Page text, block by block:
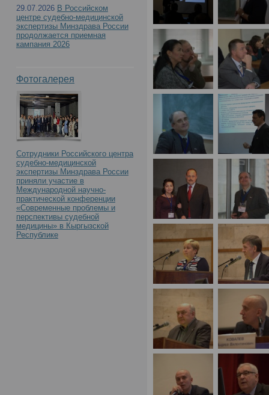
29.07.2026 В Российском
центре судебно-медицинской
экспертизы Минздрава России
продолжается приемная
кампания 2026
Фотогалерея
Сотрудники Российского центра
судебно-медицинской
экспертизы Минздрава России
приняли участие в
Международной научно-
практической конференции
«Современные проблемы и
перспективы судебной
медицины» в Кыргызской
Республике